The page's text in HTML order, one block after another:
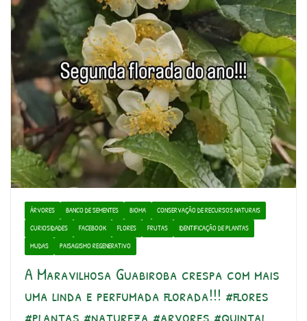
ÁRVORES BANCO DE SEMENTES BIOMA
CONSERVAÇÃO DE RECURSOS NATURAIS
CURIOSIDADES
FACEBOOK FLORES FRUTAS
IDENTIFICAÇÃO DE PLANTAS
MUDAS
PAISAGISMO REGENERATIVO
A Maravilhosa Guabiroba crespa com mais
uma linda e perfumada florada!!! #flores
#plantas #natureza #arvores #quintal